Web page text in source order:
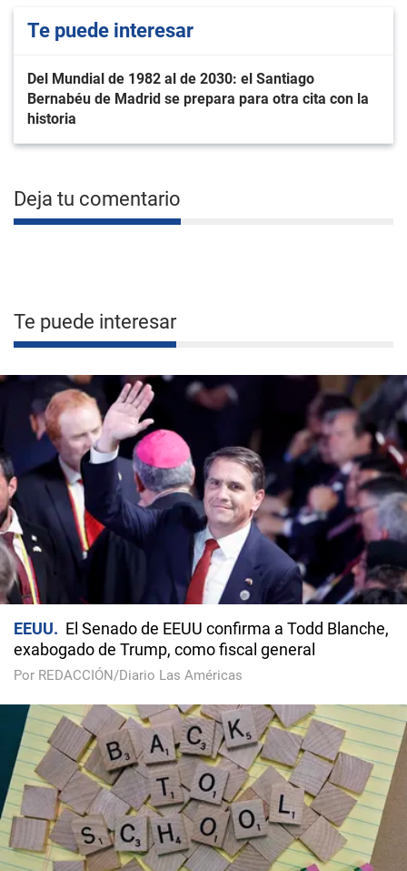
Te puede interesar
Del Mundial de 1982 al de 2030: el Santiago
Bernabéu de Madrid se prepara para otra cita con la
historia
Deja tu comentario
Te puede interesar
EEUU
El Senado de EEUU confirma a Todd Blanche,
exabogado de Trump, como fiscal general
Por REDACCIÓN/Diario Las Américas